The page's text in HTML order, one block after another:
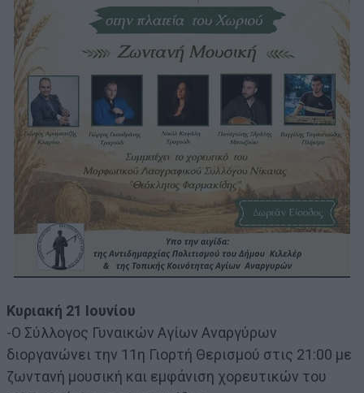
Κυριακή 21 Ιουνίου
-Ο Σύλλογος Γυναικών Αγίων Αναργύρων
διοργανώνει την 11η Γιορτή Θερισμού στις 21:00 με
ζωντανή μουσική και εμφάνιση χορευτικών του